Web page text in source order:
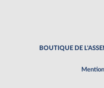
BOUTIQUE DE